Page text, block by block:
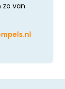
van